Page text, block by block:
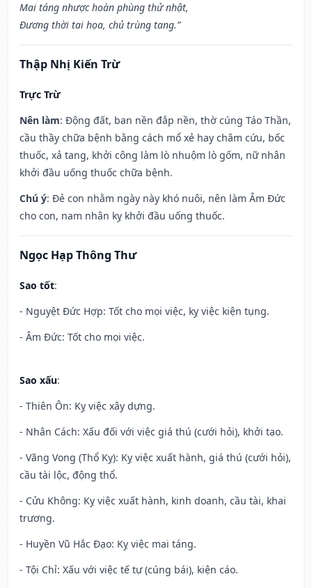
Mai táng nhược hoàn phùng thử nhật,
Đương thời tai họa, chủ trùng tang.”
Thập Nhị Kiến Trừ
Trực Trừ
Nên làm: Động đất, ban nền đắp nền, thờ cúng Táo Thần,
cầu thầy chữa bệnh bằng cách mổ xẻ hay châm cứu, bốc
thuốc, xả tang, khởi công làm lò nhuộm lò gốm, nữ nhân
khởi đầu uống thuốc chữa bệnh.
Chú ý: Đẻ con nhằm ngày này khó nuôi, nên làm Âm Đức
cho con, nam nhân kỵ khởi đầu uống thuốc.
Ngọc Hạp Thông Thư
Sao tốt:
- Nguyệt Đức Hợp: Tốt cho mọi việc, kỵ việc kiện tụng.
- Âm Đức: Tốt cho mọi việc.
Sao xấu:
- Thiên Ôn: Kỵ việc xây dựng.
- Nhân Cách: Xấu đối với việc giá thú (cưới hỏi), khởi tạo.
- Vãng Vong (Thổ Kỵ): Kỵ việc xuất hành, giá thú (cưới hỏi),
cầu tài lộc, động thổ.
- Cửu Không: Kỵ việc xuất hành, kinh doanh, cầu tài, khai
trương.
- Huyền Vũ Hắc Đạo: Kỵ việc mai táng.
- Tội Chỉ: Xấu với việc tế tự (cúng bái), kiện cáo.